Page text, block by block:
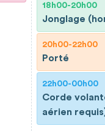
18h00-20h00
Jonglage
20h00-22h00
Porté
22h00-00h00
Corde
aérien